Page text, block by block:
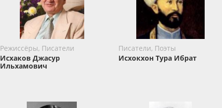
Режиссёры, Писатели
Исхаков Джасур
Ильхамович
Писатели, Поэты
Исхокхон Тура Ибрат